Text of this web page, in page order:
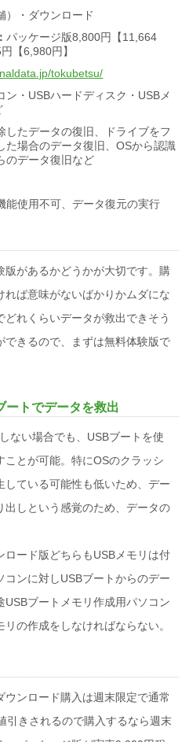
）・ダウンロード
パッケージ版8,800円【11,664
【6,980円】
tokubetsu/
ン・USBハードディスク・USBメ
したデータの復旧、ドライブをフ
た場合のデータ復旧、OSから認識
のデータ復旧など
能使用不可、データ復元の実行
版があるかどうかが大切です。購
れば意味がないばかりかムダにな
れくらいデータが救出できそう
できるので、まずは無料体験版で
ートでデータを救出
ない場合でも、USBブートを使
ことが可能。特にOSのクラッシ
している可能性も低いため、デー
出しという感覚のため、データの
ロード版どちらもUSBメモリは付
コンに対しUSBブートからのデー
USBブートメモリ作成用パソコン
の作成をしなければならない。
ウンロード購入は週末限定で通常
引きされるので購入するなら週末